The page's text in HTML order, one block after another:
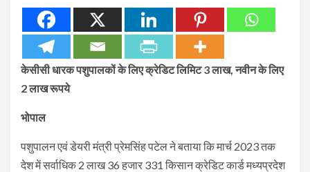
केसीसी धारक पशुपालकों के लिए क्रेडिट लिमिट 3 लाख, नवीन के लिए
2 लाख रूपये
भोपाल
पशुपालन एवं डेयरी मंत्री प्रेमसिंह पटेल ने बताया कि मार्च 2023 तक
देश में सर्वाधिक 2 लाख 36 हजार 331 किसान क्रेडिट कार्ड मध्यप्रदेश